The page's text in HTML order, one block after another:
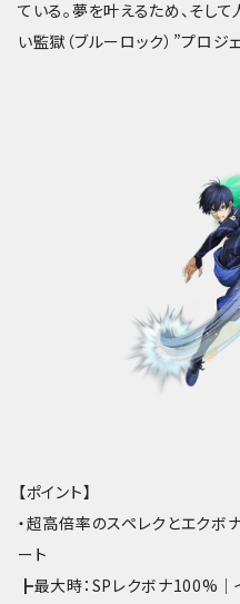
ている。夢を叶えるため、そし
い監獄（ブルーロック）”プロジ
【ポイント】
・超高倍率のスペレクとエクボ
ート
┣最大時：SPレクボナ100%｜